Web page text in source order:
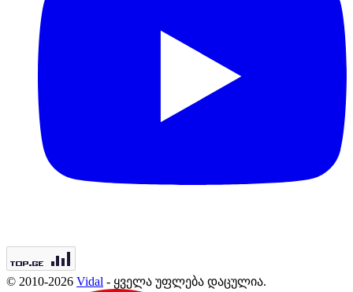
© 2010-2026 Vidal - ყველა უფლება დაცულია.